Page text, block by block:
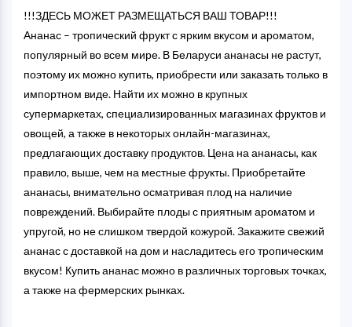
!!!ЗДЕСЬ МОЖЕТ РАЗМЕЩАТЬСЯ ВАШ ТОВАР!!!
Ананас – тропический фрукт с ярким вкусом и ароматом,
популярный во всем мире. В Беларуси ананасы не растут,
поэтому их можно купить, приобрести или заказать только в
импортном виде. Найти их можно в крупных
супермаркетах, специализированных магазинах фруктов и
овощей, а также в некоторых онлайн-магазинах,
предлагающих доставку продуктов. Цена на ананасы, как
правило, выше, чем на местные фрукты. Приобретайте
ананасы, внимательно осматривая плод на наличие
повреждений. Выбирайте плоды с приятным ароматом и
упругой, но не слишком твердой кожурой. Закажите свежий
ананас с доставкой на дом и насладитесь его тропическим
вкусом! Купить ананас можно в различных торговых точках,
а также на фермерских рынках.